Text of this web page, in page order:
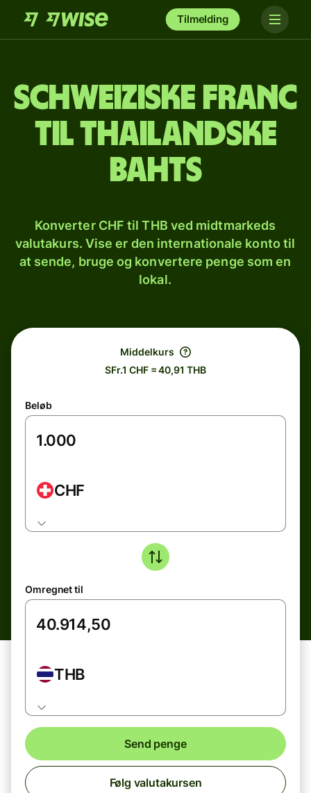
Tilmelding
Schweiziske franc
til thailandske
bahts
Konverter CHF til THB ved midtmarkeds
valutakurs. Vise er den internationale konto til
at sende, bruge og konvertere penge som en
lokal.
Middelkurs
SFr.1 CHF = 40,91 THB
Beløb
CHF
Omregnet til
THB
Send penge
Følg valutakursen